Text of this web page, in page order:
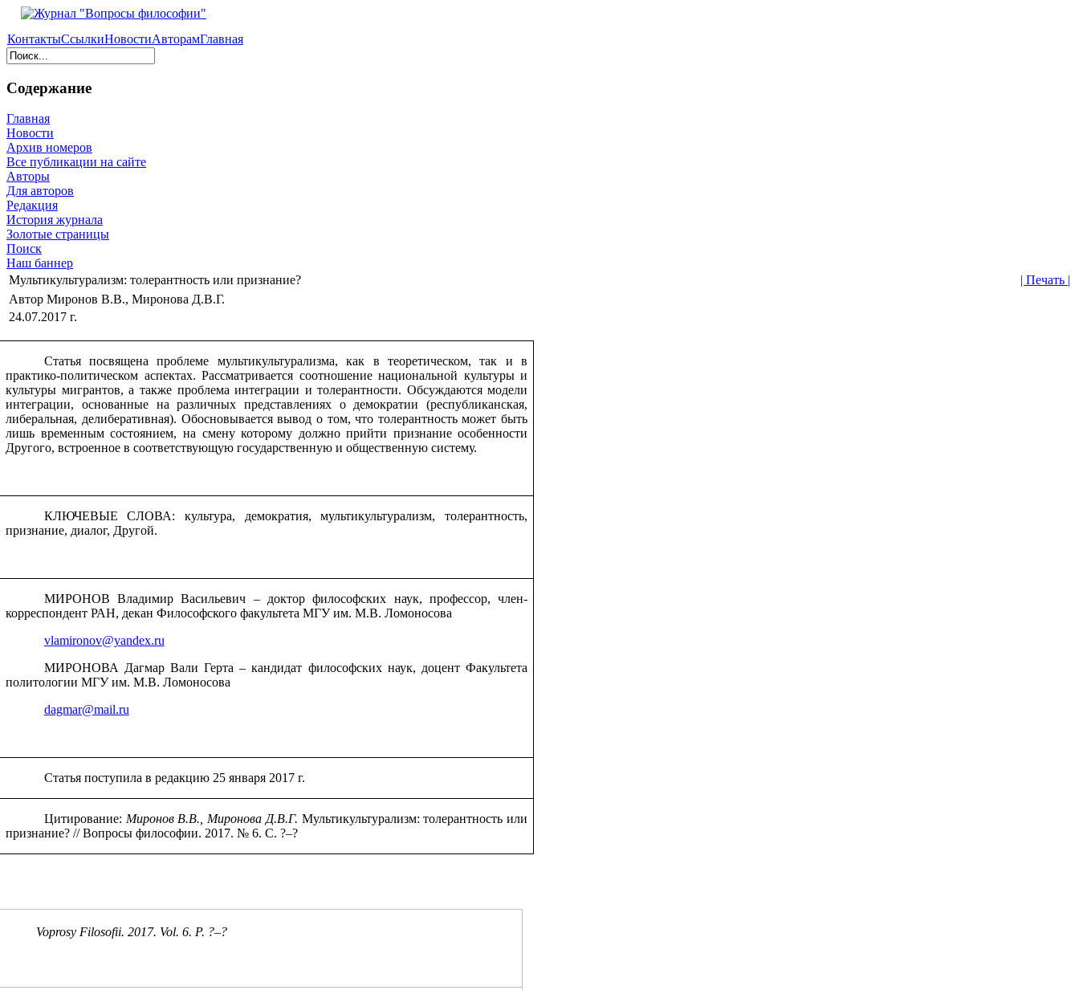
КонтактыСсылкиНовостиАвторамГлавная
Содержание
Главная
Новости
Архив номеров
Все публикации на сайте
Авторы
Для авторов
Редакция
История журнала
Золотые страницы
Поиск
Наш баннер
Мультикультурализм: толерантность или признание?
| Печать |
Автор Миронов В.В., Миронова Д.В.Г.
24.07.2017 г.
Статья посвящена проблеме мультикультурализма, как в теоретическом, так и в
практико-политическом аспектах. Рассматривается соотношение национальной культуры и
культуры мигрантов, а также проблема интеграции и толерантности. Обсуждаются модели
интеграции, основанные на различных представлениях о демократии (республиканская,
либеральная, делиберативная). Обосновывается вывод о том, что толерантность может быть
лишь временным состоянием, на смену которому должно прийти признание особенности
Другого, встроенное в соответствующую государственную и общественную систему.
КЛЮЧЕВЫЕ СЛОВА: культура, демократия, мультикультурализм, толерантность,
признание, диалог, Другой.
МИРОНОВ Владимир Васильевич – доктор философских наук, профессор, член-
корреспондент РАН, декан Философского факультета МГУ им. М.В. Ломоносова
vlamironov@yandex.ru
МИРОНОВА Дагмар Вали Герта – кандидат философских наук, доцент Факультета
политологии МГУ им. М.В. Ломоносова
dagmar@mail.ru
Статья поступила в редакцию 25 января 2017 г.
Цитирование: Миронов В.В., Миронова Д.В.Г. Мультикультурализм: толерантность или
признание? // Вопросы философии. 2017. № 6. С. ?‒?
Voprosy Filosofii. 2017. Vol. 6. P. ?‒?